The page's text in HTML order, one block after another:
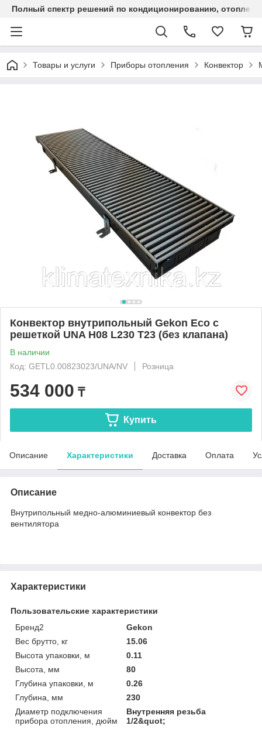
Полный спектр решений по кондиционированию,
Товары и услуги Приборы отопления Конвектор
Конвектор внутрипольный Gekon Eco с
решеткой UNA H08 L230 T23 (без клапана)
В наличии
Код: GETL0.00823023/UNA/NV
Розница
534 000 ₸
Купить
Описание Характеристики Доставка Оплата
Описание
Внутрипольный медно-алюминиевый конвектор без
вентилятора
Характеристики
Пользовательские характеристики
Бренд2
Gekon
Вес брутто, кг
15.06
Высота упаковки, м
0.11
Высота, мм
80
Глубина упаковки, м
0.26
Глубина, мм
230
Диаметр подключения
прибора отопления, дюйм
Внутренняя резьба
1/2&quot;